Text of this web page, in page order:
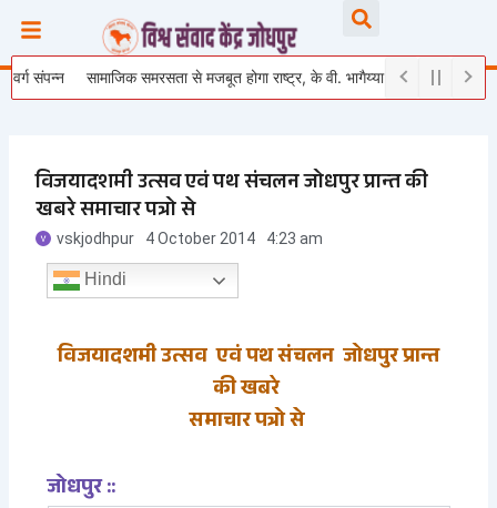
content
सामाजिक समरसता से मजबूत होगा राष्ट्र, के वी. भागैय्या जी ने युवाओं को दिया राष्ट्र
विजयादशमी उत्सव एवं पथ संचलन जोधपुर प्रान्त की
खबरे समाचार पत्रो से
vskjodhpur 4 October 2014 4:23 am
Hindi
विजयादशमी उत्सव एवं पथ संचलन जोधपुर प्रान्त
की खबरे
समाचार पत्रो से
जोधपुर ::